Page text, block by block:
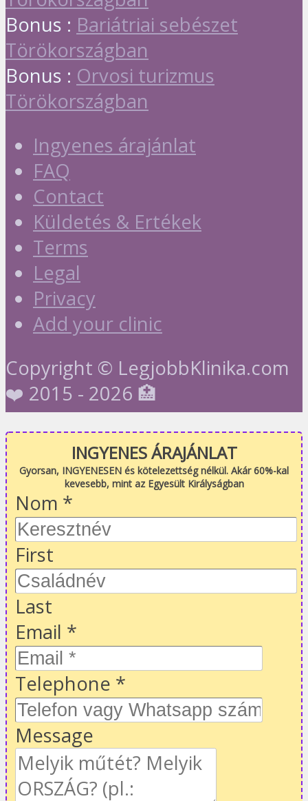
Bonus : Bariátriai sebészet
Törökországban
Bonus : Orvosi turizmus
Törökországban
Ingyenes árajánlat
FAQ
Contact
Küldetés & Ertékek
Terms
Legal
Privacy
Add your clinic
Copyright © LegjobbKlinika.com
❤️ 2015 - 2026 🏥
INGYENES ÁRAJÁNLAT
Gyorsan, INGYENESEN és kötelezettség nélkül. Akár 60%-kal
kevesebb, mint az Egyesült Királyságban
Nom *
First
Last
Email *
Telephone *
Message